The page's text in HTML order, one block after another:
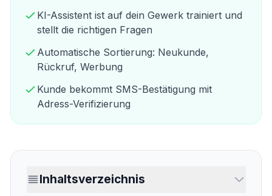
KI-Assistent ist auf dein Gewerk trainiert und
stellt die richtigen Fragen
Automatische Sortierung: Neukunde,
Rückruf, Werbung
Kunde bekommt SMS-Bestätigung mit
Adress-Verifizierung
Inhaltsverzeichnis